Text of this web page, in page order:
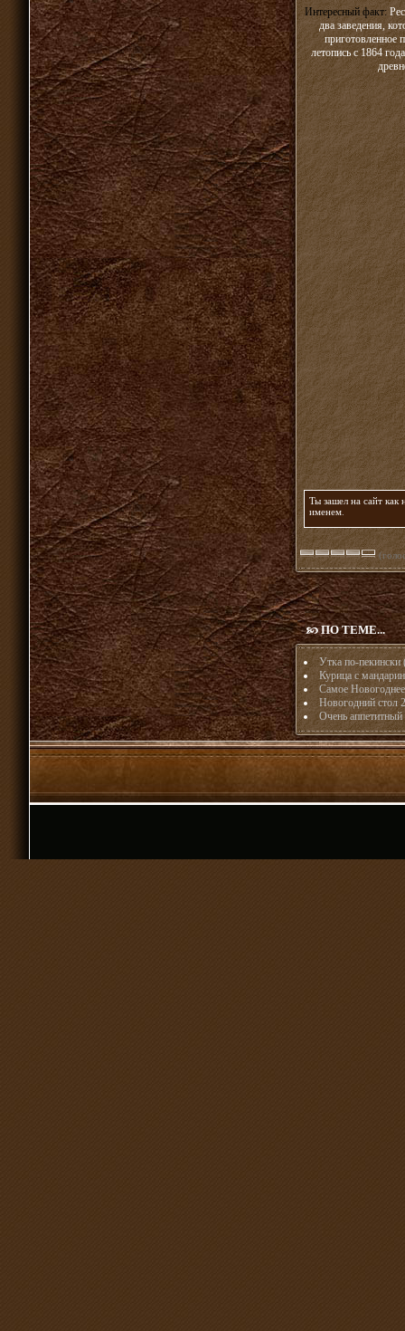
Интересный факт:
два заведения,
приготовленное
летопись с 1864
Ты зашел на сайт как
именем
ПО ТЕМЕ...
Утка по-пекински
Курица с
Самое
Новогодний стол
Очень